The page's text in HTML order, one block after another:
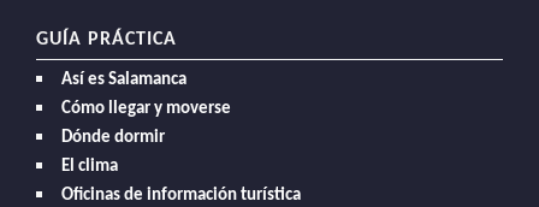
GUÍA PRÁCTICA
Así es Salamanca
Cómo llegar y moverse
Dónde dormir
El clima
Oficinas de información turística